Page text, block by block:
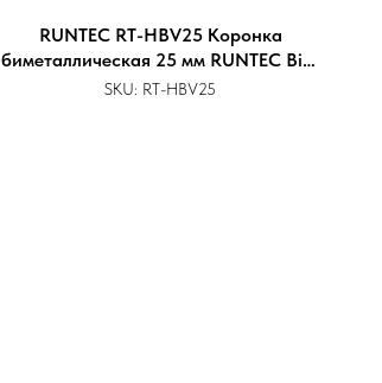
RUNTEC RT-HBV25 Коронка
биметаллическая 25 мм RUNTEC BiM
HSS-Co8, 4-6 TPI
SKU: RT-HBV25